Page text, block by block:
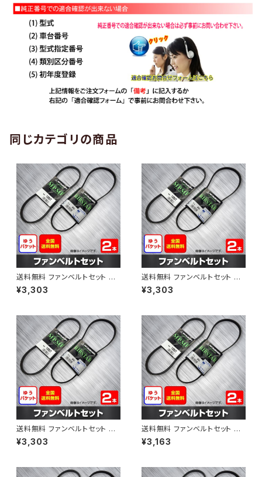
同じカテゴリの商品
送料無料 ファンベルトセット ト
ヨタ プロボックス 型式NCP50
V H24.01～ （国内トップメーカ
¥3,303
送料無料 ファンベルトセット ト
ヨタ プロボックス 型式NCP51V
H24.01～ （国内トップメーカ
¥3,303
送料無料 ファンベルトセット ト
ヨタ プロボックス 型式NCP58
G H24.01～ （国内トップメーカ
¥3,303
送料無料 ファンベルトセット ト
ヨタ プロボックス 型式NCP51V
H15.06～H24.02 （国内トップ
¥3,163